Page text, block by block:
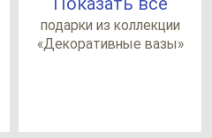
по­дар­ки из кол­лек­ции
«Деко­ра­тив­ные ва­зы»